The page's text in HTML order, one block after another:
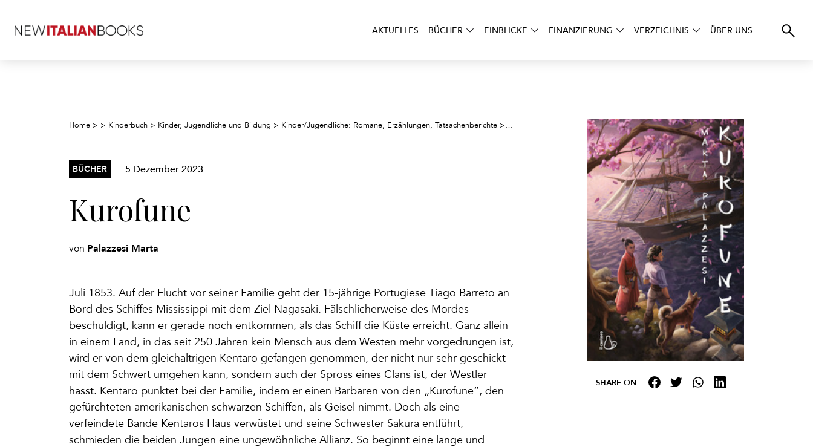
AKTUELLES BÜCHER EINBLICKE FINANZIERUNG VERZEICHNIS ÜBER UNS
Home > > Kinderbuch > Kinder, Jugendliche und Bildung > Kinder/Jugendliche: Romane, Erzählungen, Tatsachenberichte > Kurofune
BÜCHER 5 Dezember 2023
Kurofune
von Palazzesi Marta
Juli 1853. Auf der Flucht vor seiner Familie geht der 15-jährige Portugiese Tiago Barreto an
Bord des Schiffes Mississippi mit dem Ziel Nagasaki. Fälschlicherweise des Mordes
beschuldigt, kann er gerade noch entkommen, als das Schiff die Küste erreicht. Ganz allein
in einem Land, in das seit 250 Jahren kein Mensch aus dem Westen mehr vorgedrungen ist,
wird er von dem gleichaltrigen Kentaro gefangen genommen, der nicht nur sehr geschickt
mit dem Schwert umgehen kann, sondern auch der Spross eines Clans ist, der Westler
hasst. Kentaro punktet bei der Familie, indem er einen Barbaren von den „Kurofune“, den
gefürchteten amerikanischen schwarzen Schiffen, als Geisel nimmt. Doch als eine
verfeindete Bande Kentaros Haus verwüstet und seine Schwester Sakura entführt,
schmieden die beiden Jungen eine ungewöhnliche Allianz. So beginnt eine lange und
SHARE ON: